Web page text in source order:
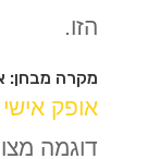
הזו.
מקרה מבחן:
אופק אישי
דוגמה